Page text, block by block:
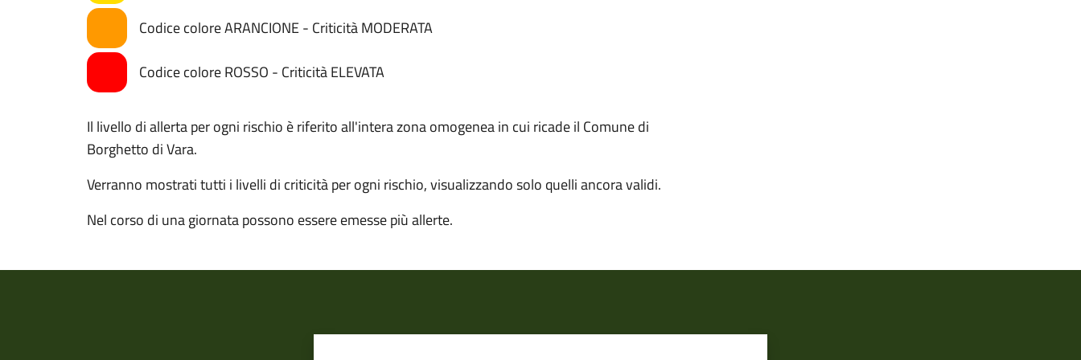
Codice colore ARANCIONE - Criticità MODERATA
Codice colore ROSSO - Criticità ELEVATA
Il livello di allerta per ogni rischio è riferito all'intera zona omogenea in cui ricade il Comune di
Borghetto di Vara.
Verranno mostrati tutti i livelli di criticità per ogni rischio, visualizzando solo quelli ancora validi.
Nel corso di una giornata possono essere emesse più allerte.